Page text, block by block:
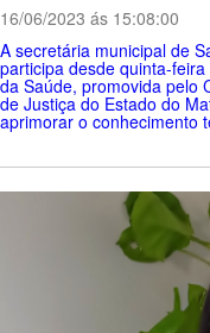
16/06/2023 ás 15:08:00
A secretária municipal de
participa desde quinta-
da Saúde, promovida pelo
de Justiça do Estado do
aprimorar o conhecimento